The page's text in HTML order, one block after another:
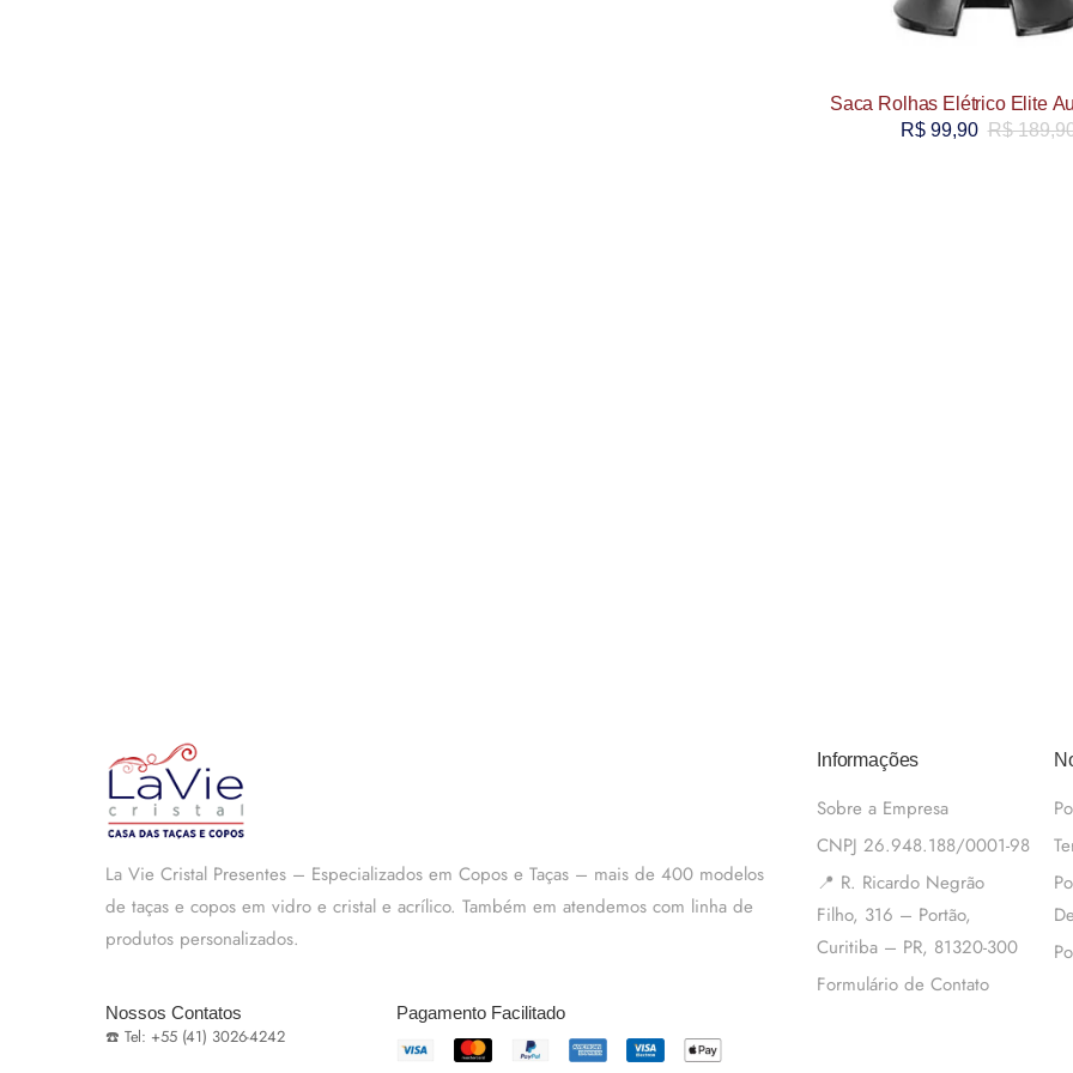
Saca Rolhas Elétrico Elite
R$
R$99,90
La Vie Cristal Presentes – Especializados em Copos e Taças – mais de 400 modelos
de taças e copos em vidro e cristal e acrílico. Também em atendemos com linha de
produtos personalizados.
Nossos Contatos
☎️ Tel: +55 (41) 3026-4242
Pagamento Facilitado
Informações
Sobre a Empresa
CNPJ 26.948.188/0001-98
📍 R. Ricardo Negrão
Filho, 316 – Portão,
Curitiba – PR, 81320-300
Formulário de Contato